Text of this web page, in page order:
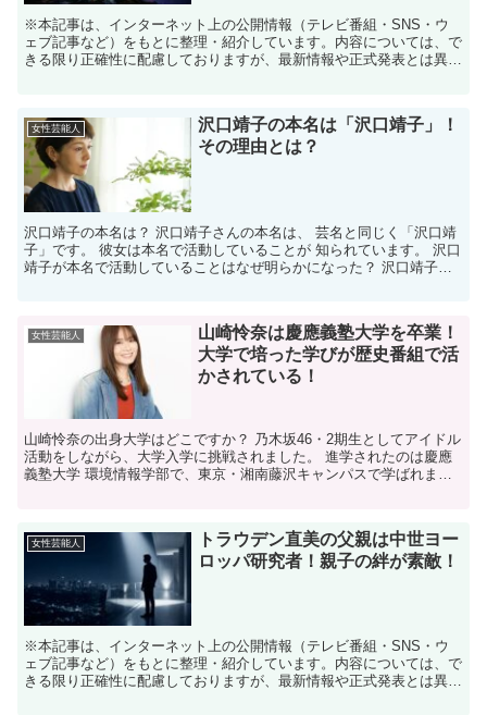
※本記事は、インターネット上の公開情報（テレビ番組・SNS・ウ
ェブ記事など）をもとに整理・紹介しています。内容については、で
きる限り正確性に配慮しておりますが、最新情報や正式発表とは異な
女性芸能人
沢口靖子の本名は「沢口靖子」！
その理由とは？
沢口靖子の本名は？ 沢口靖子さんの本名は、 芸名と同じく「沢口靖
子」です。 彼女は本名で活動していることが 知られています。 沢口
靖子が本名で活動していることはなぜ明らかになった？ 沢口靖子さ
女性芸能人
山崎怜奈は慶應義塾大学を卒業！
大学で培った学びが歴史番組で活
かされている！
山崎怜奈の出身大学はどこですか？ 乃木坂46・2期生としてアイドル
活動をしながら、大学入学に挑戦されました。 進学されたのは慶應
義塾大学 環境情報学部で、東京・湘南藤沢キャンパスで学ばれまし
女性芸能人
トラウデン直美の父親は中世ヨー
ロッパ研究者！親子の絆が素敵！
※本記事は、インターネット上の公開情報（テレビ番組・SNS・ウ
ェブ記事など）をもとに整理・紹介しています。内容については、で
きる限り正確性に配慮しておりますが、最新情報や正式発表とは異な